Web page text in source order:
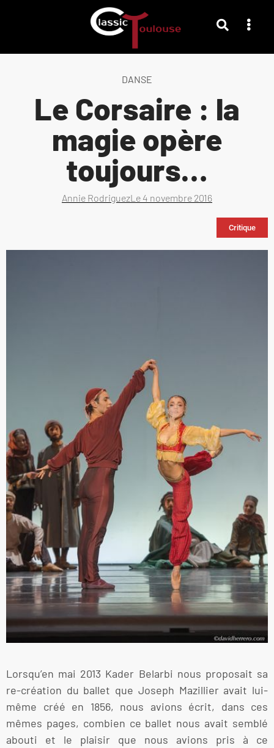
DANSE
Le Corsaire : la
magie opère
toujours…
Annie RodriguezLe 4 novembre 2016
Critique
Lorsqu’en mai 2013 Kader Belarbi nous proposait sa
re-création du ballet que Joseph Mazillier avait lui-
même créé en 1856, nous avions écrit, dans ces
mêmes pages, combien ce ballet nous avait semblé
abouti et le plaisir que nous avions pris à ce